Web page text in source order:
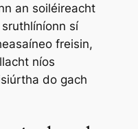
an soiléireacht
sí
freisin,
níos
do gach